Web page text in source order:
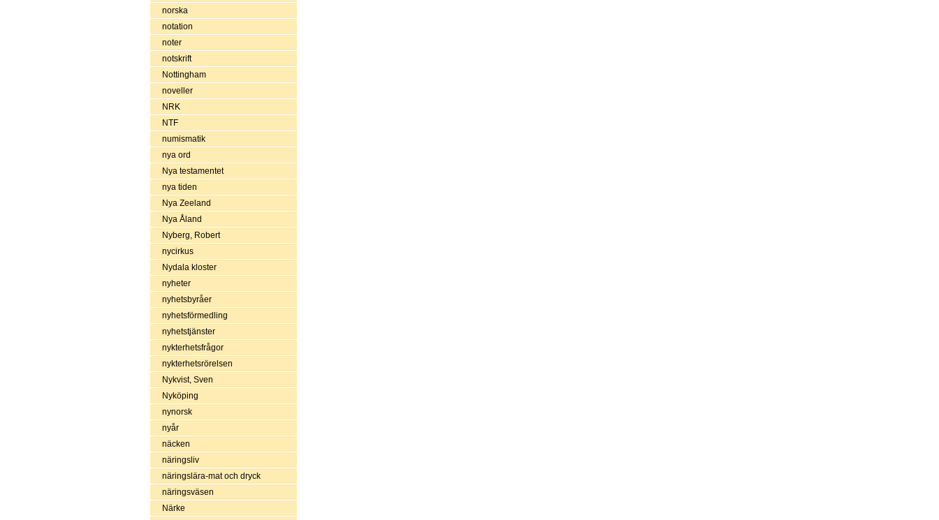
norska
notation
noter
notskrift
Nottingham
noveller
NRK
NTF
numismatik
nya ord
Nya testamentet
nya tiden
Nya Zeeland
Nya Åland
Nyberg, Robert
nycirkus
Nydala kloster
nyheter
nyhetsbyråer
nyhetsförmedling
nyhetstjänster
nykterhetsfrågor
nykterhetsrörelsen
Nykvist, Sven
Nyköping
nynorsk
nyår
näcken
näringsliv
näringslära-mat och dryck
näringsväsen
Närke